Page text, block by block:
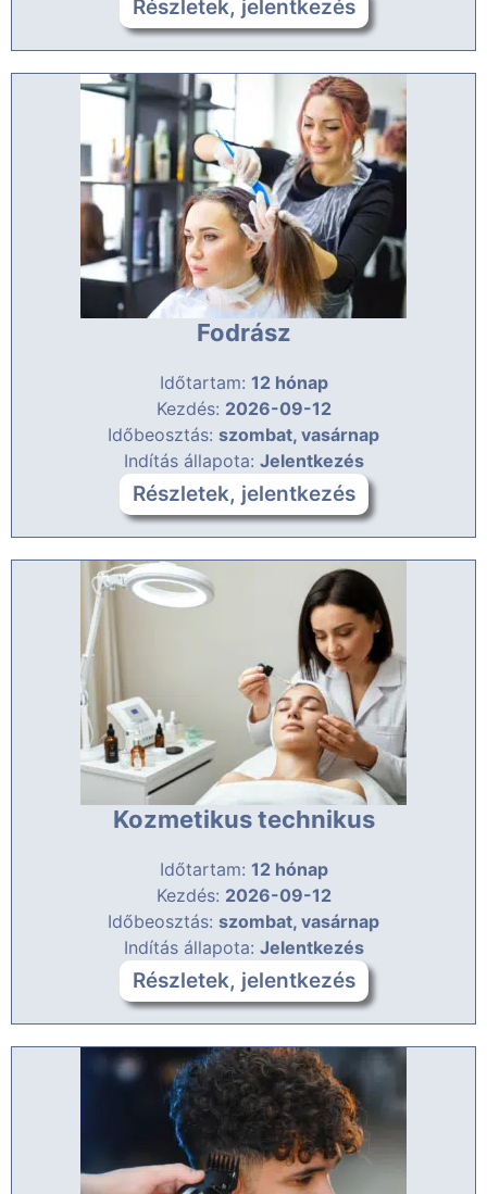
Részletek, jelentkezés
Fodrász
Időtartam: 12 hónap
Kezdés: 2026-09-12
Időbeosztás: szombat, vasárnap
Indítás állapota: Jelentkezés
Részletek, jelentkezés
Kozmetikus technikus
Időtartam: 12 hónap
Kezdés: 2026-09-12
Időbeosztás: szombat, vasárnap
Indítás állapota: Jelentkezés
Részletek, jelentkezés